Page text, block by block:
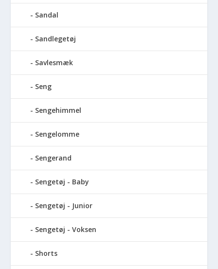
Sandal
Sandlegetøj
Savlesmæk
Seng
Sengehimmel
Sengelomme
Sengerand
Sengetøj - Baby
Sengetøj - Junior
Sengetøj - Voksen
Shorts